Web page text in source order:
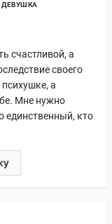
ДЕВУШКА
счастливой, а
своего
а
Мне нужно
единственный, кто